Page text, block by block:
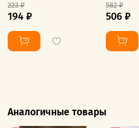
223 ₽
194 ₽
582 ₽
506 ₽
Аналогичные товары